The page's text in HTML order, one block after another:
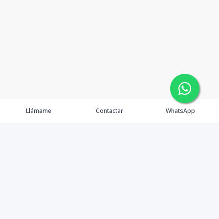
Llámame Contactar WhatsApp